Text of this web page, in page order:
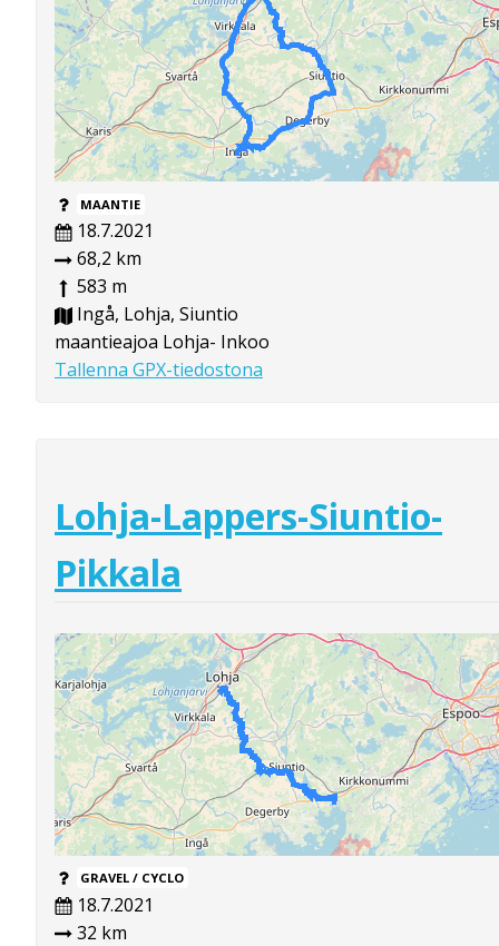
MAANTIE
18.7.2021
68,2 km
583 m
Ingå, Lohja, Siuntio
maantieajoa Lohja- Inkoo
Tallenna GPX-tiedostona
Lohja-Lappers-Siuntio-
Pikkala
GRAVEL / CYCLO
18.7.2021
32 km